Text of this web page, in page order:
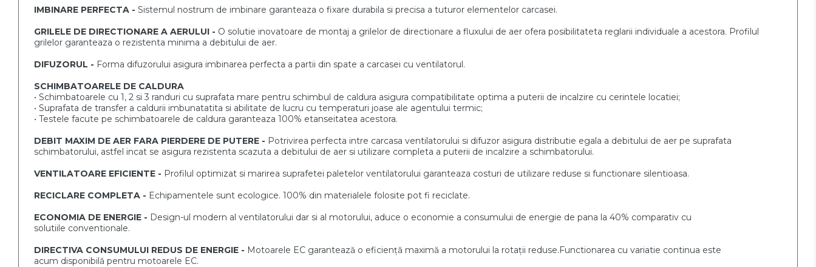
IMBINARE PERFECTA - Sistemul nostrum de imbinare garanteaza o fixare durabila si precisa a tuturor elementelor carcasei.
GRILELE DE DIRECTIONARE A AERULUI - O solutie inovatoare de montaj a grilelor de directionare a fluxului de aer ofera posibilitateta reglarii individuale a acestora. Profilul
grilelor garanteaza o rezistenta minima a debitului de aer.
DIFUZORUL - Forma difuzorului asigura imbinarea perfecta a partii din spate a carcasei cu ventilatorul.
SCHIMBATOARELE DE CALDURA
• Schimbatoarele cu 1, 2 si 3 randuri cu suprafata mare pentru schimbul de caldura asigura compatibilitate optima a puterii de incalzire cu cerintele locatiei;
• Suprafata de transfer a caldurii imbunatatita si abilitate de lucru cu temperaturi joase ale agentului termic;
• Testele facute pe schimbatoarele de caldura garanteaza 100% etanseitatea acestora.
DEBIT MAXIM DE AER FARA PIERDERE DE PUTERE - Potrivirea perfecta intre carcasa ventilatorului si difuzor asigura distributie egala a debitului de aer pe suprafata
schimbatorului, astfel incat se asigura rezistenta scazuta a debitului de aer si utilizare completa a puterii de incalzire a schimbatorului.
VENTILATOARE EFICIENTE - Profilul optimizat si marirea suprafetei paletelor ventilatorului garanteaza costuri de utilizare reduse si functionare silentioasa.
RECICLARE COMPLETA - Echipamentele sunt ecologice. 100% din materialele folosite pot fi reciclate.
ECONOMIA DE ENERGIE - Design-ul modern al ventilatorului dar si al motorului, aduce o economie a consumului de energie de pana la 40% comparativ cu
solutiile conventionale.
DIRECTIVA CONSUMULUI REDUS DE ENERGIE - Motoarele EC garantează o eficiență maximă a motorului la rotații reduse.Functionarea cu variatie continua este
acum disponibilă pentru motoarele EC.